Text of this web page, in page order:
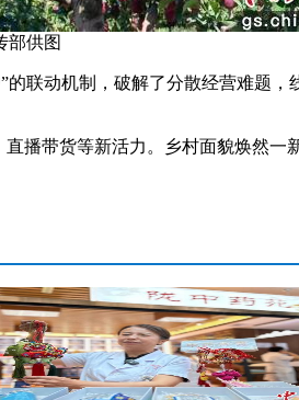
部供图
动机制，破解了分散经营难题，
带货等新活力。乡村面貌焕然一